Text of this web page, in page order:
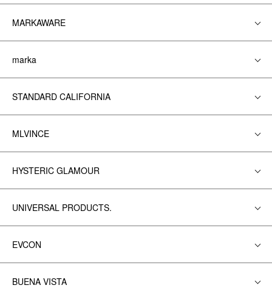
MARKAWARE
marka
STANDARD CALIFORNIA
MLVINCE
HYSTERIC GLAMOUR
UNIVERSAL PRODUCTS.
EVCON
BUENA VISTA